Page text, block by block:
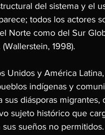
del sistema y el
todos los actores
Norte como del Sur
1998).
Unidos y América
indígenas y
diásporas
sujeto histórico que
sueños no permitidos.